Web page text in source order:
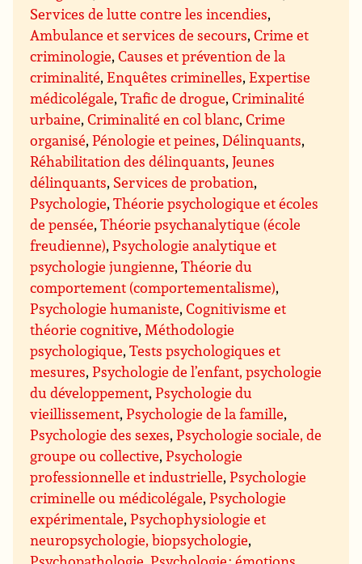
Services de lutte contre les incendies,
Ambulance et services de secours,Crime et
criminologie,Causes et prévention de la
criminalité,Enquêtes criminelles,Expertise
médicolégale,Trafic de drogue,Criminalité
urbaine,Criminalité en col blanc,Crime
organisé,Pénologie et peines,Délinquants,
Réhabilitation des délinquants,Jeunes
délinquants, Services de probation,
Psychologie,Théorie psychologique et écoles
de pensée,Théorie psychanalytique (école
freudienne),Psychologie analytique et
psychologie jungienne,Théorie du
comportement (comportementalisme),
Psychologie humaniste,Cognitivisme et
théorie cognitive,Méthodologie
psychologique,Tests psychologiques et
mesures,Psychologie de l’enfant, psychologie
du développement,Psychologie du
vieillissement,Psychologie de la famille,
Psychologie des sexes,Psychologie sociale, de
groupe ou collective,Psychologie
professionnelle et industrielle,Psychologie
criminelle ou médicolégale,Psychologie
expérimentale,Psychophysiologie et
neuropsychologie, biopsychologie,